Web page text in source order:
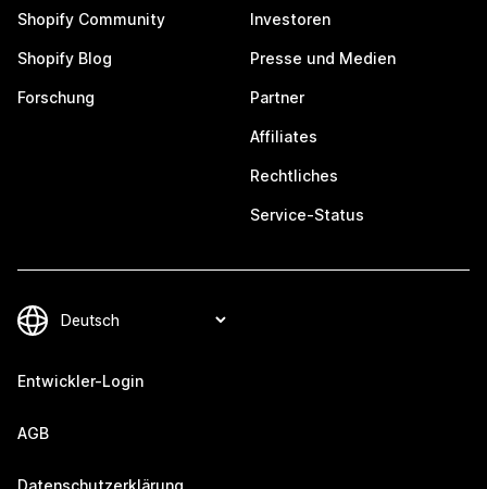
Shopify Community
Shopify Blog
Forschung
Investoren
Presse und Medien
Partner
Affiliates
Rechtliches
Service-Status
Entwickler-Login
AGB
Datenschutzerklärung